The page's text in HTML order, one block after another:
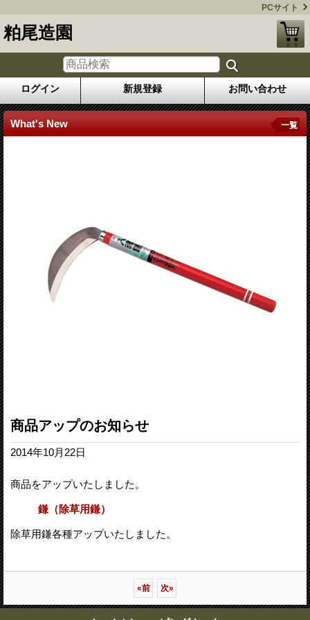
PCサイト
粕尾造園
ログイン 新規登録 お問い合わせ
What's New 一覧
商品アップのお知らせ
2014年10月22日
商品をアップいたしました。
鎌（除草用鎌）
除草用鎌各種アップいたしました。
«前 次»